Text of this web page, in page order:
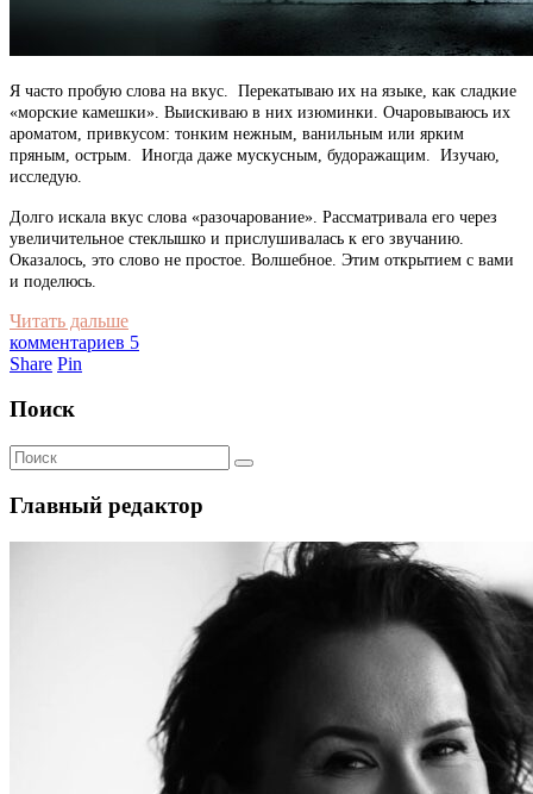
Я часто пробую слова на вкус. Перекатываю их на языке, как сладкие
«морские камешки». Выискиваю в них изюминки. Очаровываюсь их
ароматом, привкусом: тонким нежным, ванильным или ярким
пряным, острым. Иногда даже мускусным, будоражащим. Изучаю,
исследую.
Долго искала вкус слова «разочарование». Рассматривала его через
увеличительное стеклышко и прислушивалась к его звучанию.
Оказалось, это слово не простое. Волшебное. Этим открытием с вами
и поделюсь.
Читать дальше
комментариев 5
Share Pin
Поиск
Главный редактор